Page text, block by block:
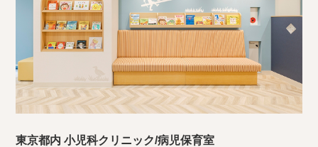
東京都内 小児科クリニック/病児保育室